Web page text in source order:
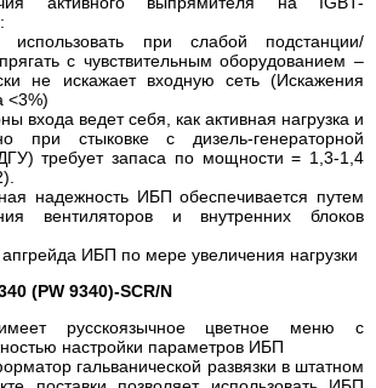
при слабой подстанции/
с чувствительным оборудованием –
не искажает входную сеть (Искажения
<3%)
входа ведет себя, как активная нагрузка и
при стыковке с дизель-генераторной
требует запаса по мощности = 1,3-1,4
надежность ИБП обеспечивается путем
вентиляторов и внутренних блоков
ИБП по мере увеличения нагрузки
(PW 9340)-SCR/N
русскоязычное цветное меню с
настройки параметров ИБП
гальванической развязки в штатном